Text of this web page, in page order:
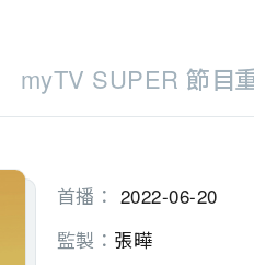
myTV SUPER 節目
首播： 2022-06-20
監製： 張曄